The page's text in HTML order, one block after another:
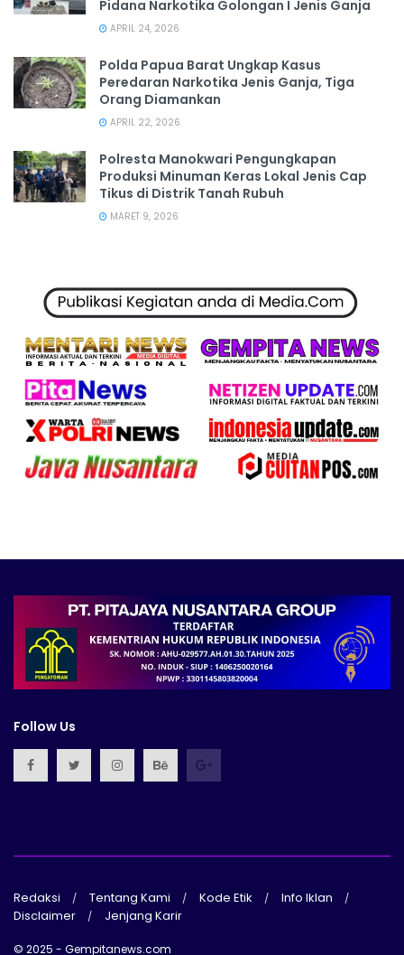
Pidana Narkotika Golongan I Jenis Ganja
APRIL 24, 2026
Polda Papua Barat Ungkap Kasus
Peredaran Narkotika Jenis Ganja, Tiga
Orang Diamankan
APRIL 22, 2026
Polresta Manokwari Pengungkapan
Produksi Minuman Keras Lokal Jenis Cap
Tikus di Distrik Tanah Rubuh
MARET 9, 2026
Follow Us
Redaksi Tentang Kami Kode Etik
Info Iklan
Disclaimer
Jenjang Karir
© 2025 - Gempitanews.com